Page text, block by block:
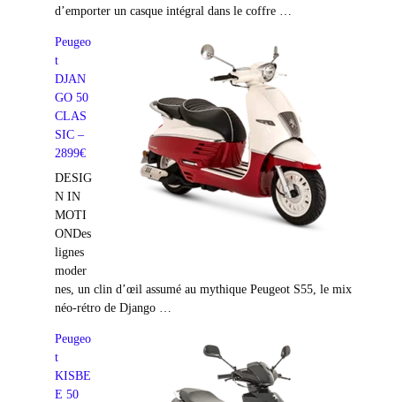
d’emporter un casque intégral dans le coffre …
Peugeo
t
DJAN
GO 50
CLAS
SIC –
2899€
DESIG
N IN
MOTI
ONDes
lignes
moder
nes, un clin d’œil assumé au mythique Peugeot S55, le mix
néo-rétro de Django …
Peugeo
t
KISBE
E 50